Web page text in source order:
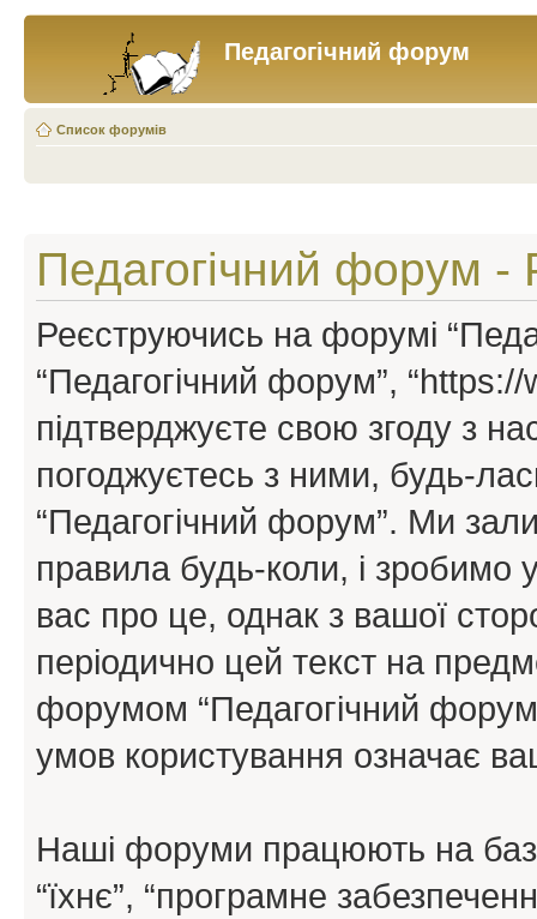
Педагогічний форум
Список форумів
Педагогічний форум -
Реєструючись на форумі
“Педагогічний форум”,
підтверджуєте свою згоду з
погоджуєтесь з ними, будь-
“Педагогічний форум”. Ми
правила будь-коли, і
вас про це, однак з вашої
періодично цей текст на
форумом “Педагогічний
умов користування означає
Наші форуми працюють на
“їхнє”, “програмне